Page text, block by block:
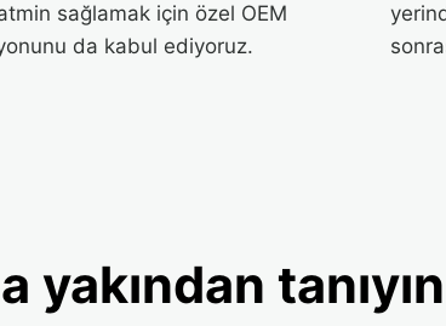
sağlamak için özel OEM
da kabul ediyoruz.
yakından tanıyın